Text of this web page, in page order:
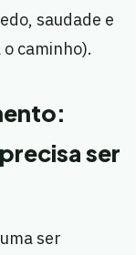
saudade e
caminho).
ser
ser